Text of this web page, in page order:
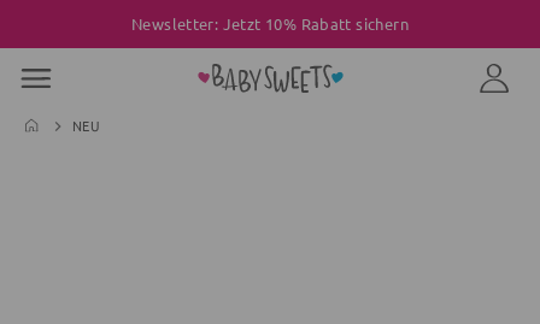
Newsletter: Jetzt 10% Rabatt sichern
NEU